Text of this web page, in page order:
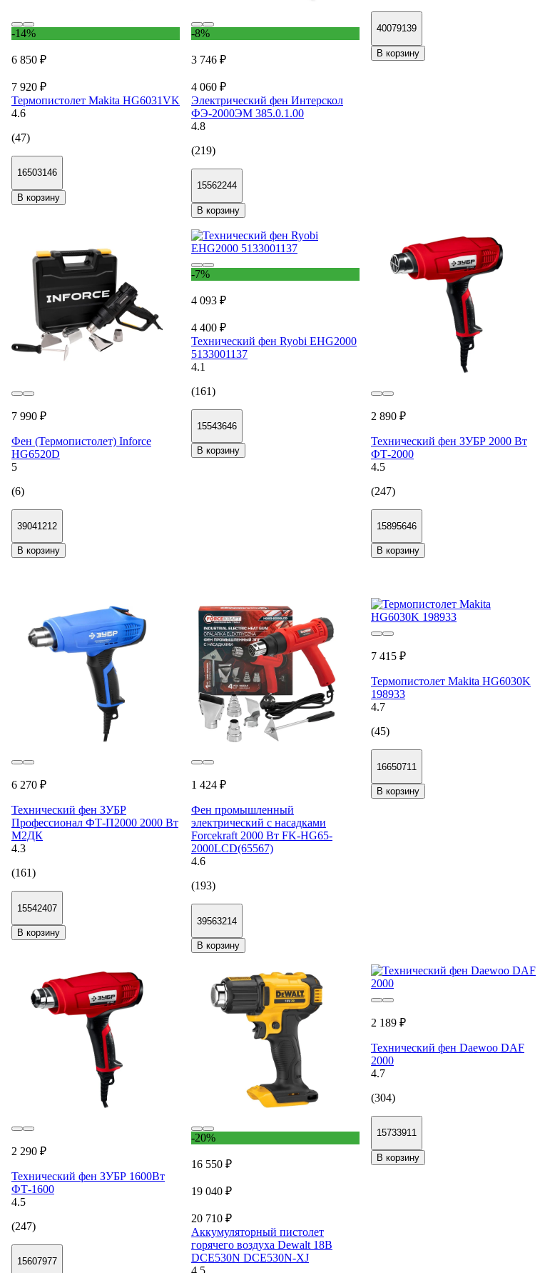
-14%
6 850 ₽
7 920 ₽
Термопистолет Makita HG6031VK
4.6
(47)
16503146
В корзину
-8%
3 746 ₽
4 060 ₽
Электрический фен Интерскол
ФЭ-2000ЭМ 385.0.1.00
4.8
(219)
15562244
В корзину
40079139
В корзину
7 990 ₽
Фен (Термопистолет) Inforce
HG6520D
5
(6)
39041212
В корзину
-7%
4 093 ₽
4 400 ₽
Технический фен Ryobi EHG2000
5133001137
4.1
(161)
15543646
В корзину
2 890 ₽
Технический фен ЗУБР 2000 Вт
ФТ-2000
4.5
(247)
15895646
В корзину
6 270 ₽
Технический фен ЗУБР
Профессионал ФТ-П2000 2000 Вт
М2ДК
4.3
(161)
15542407
В корзину
1 424 ₽
Фен промышленный
электрический с насадками
Forcekraft 2000 Вт FK-HG65-
2000LCD(65567)
4.6
(193)
39563214
В корзину
7 415 ₽
Термопистолет Makita HG6030K
198933
4.7
(45)
16650711
В корзину
2 290 ₽
Технический фен ЗУБР 1600Вт
ФТ-1600
4.5
(247)
15607977
-20%
16 550 ₽
19 040 ₽
20 710 ₽
Аккумуляторный пистолет
горячего воздуха Dewalt 18В
DCE530N DCE530N-XJ
4.5
2 189 ₽
Технический фен Daewoo DAF
2000
4.7
(304)
15733911
В корзину